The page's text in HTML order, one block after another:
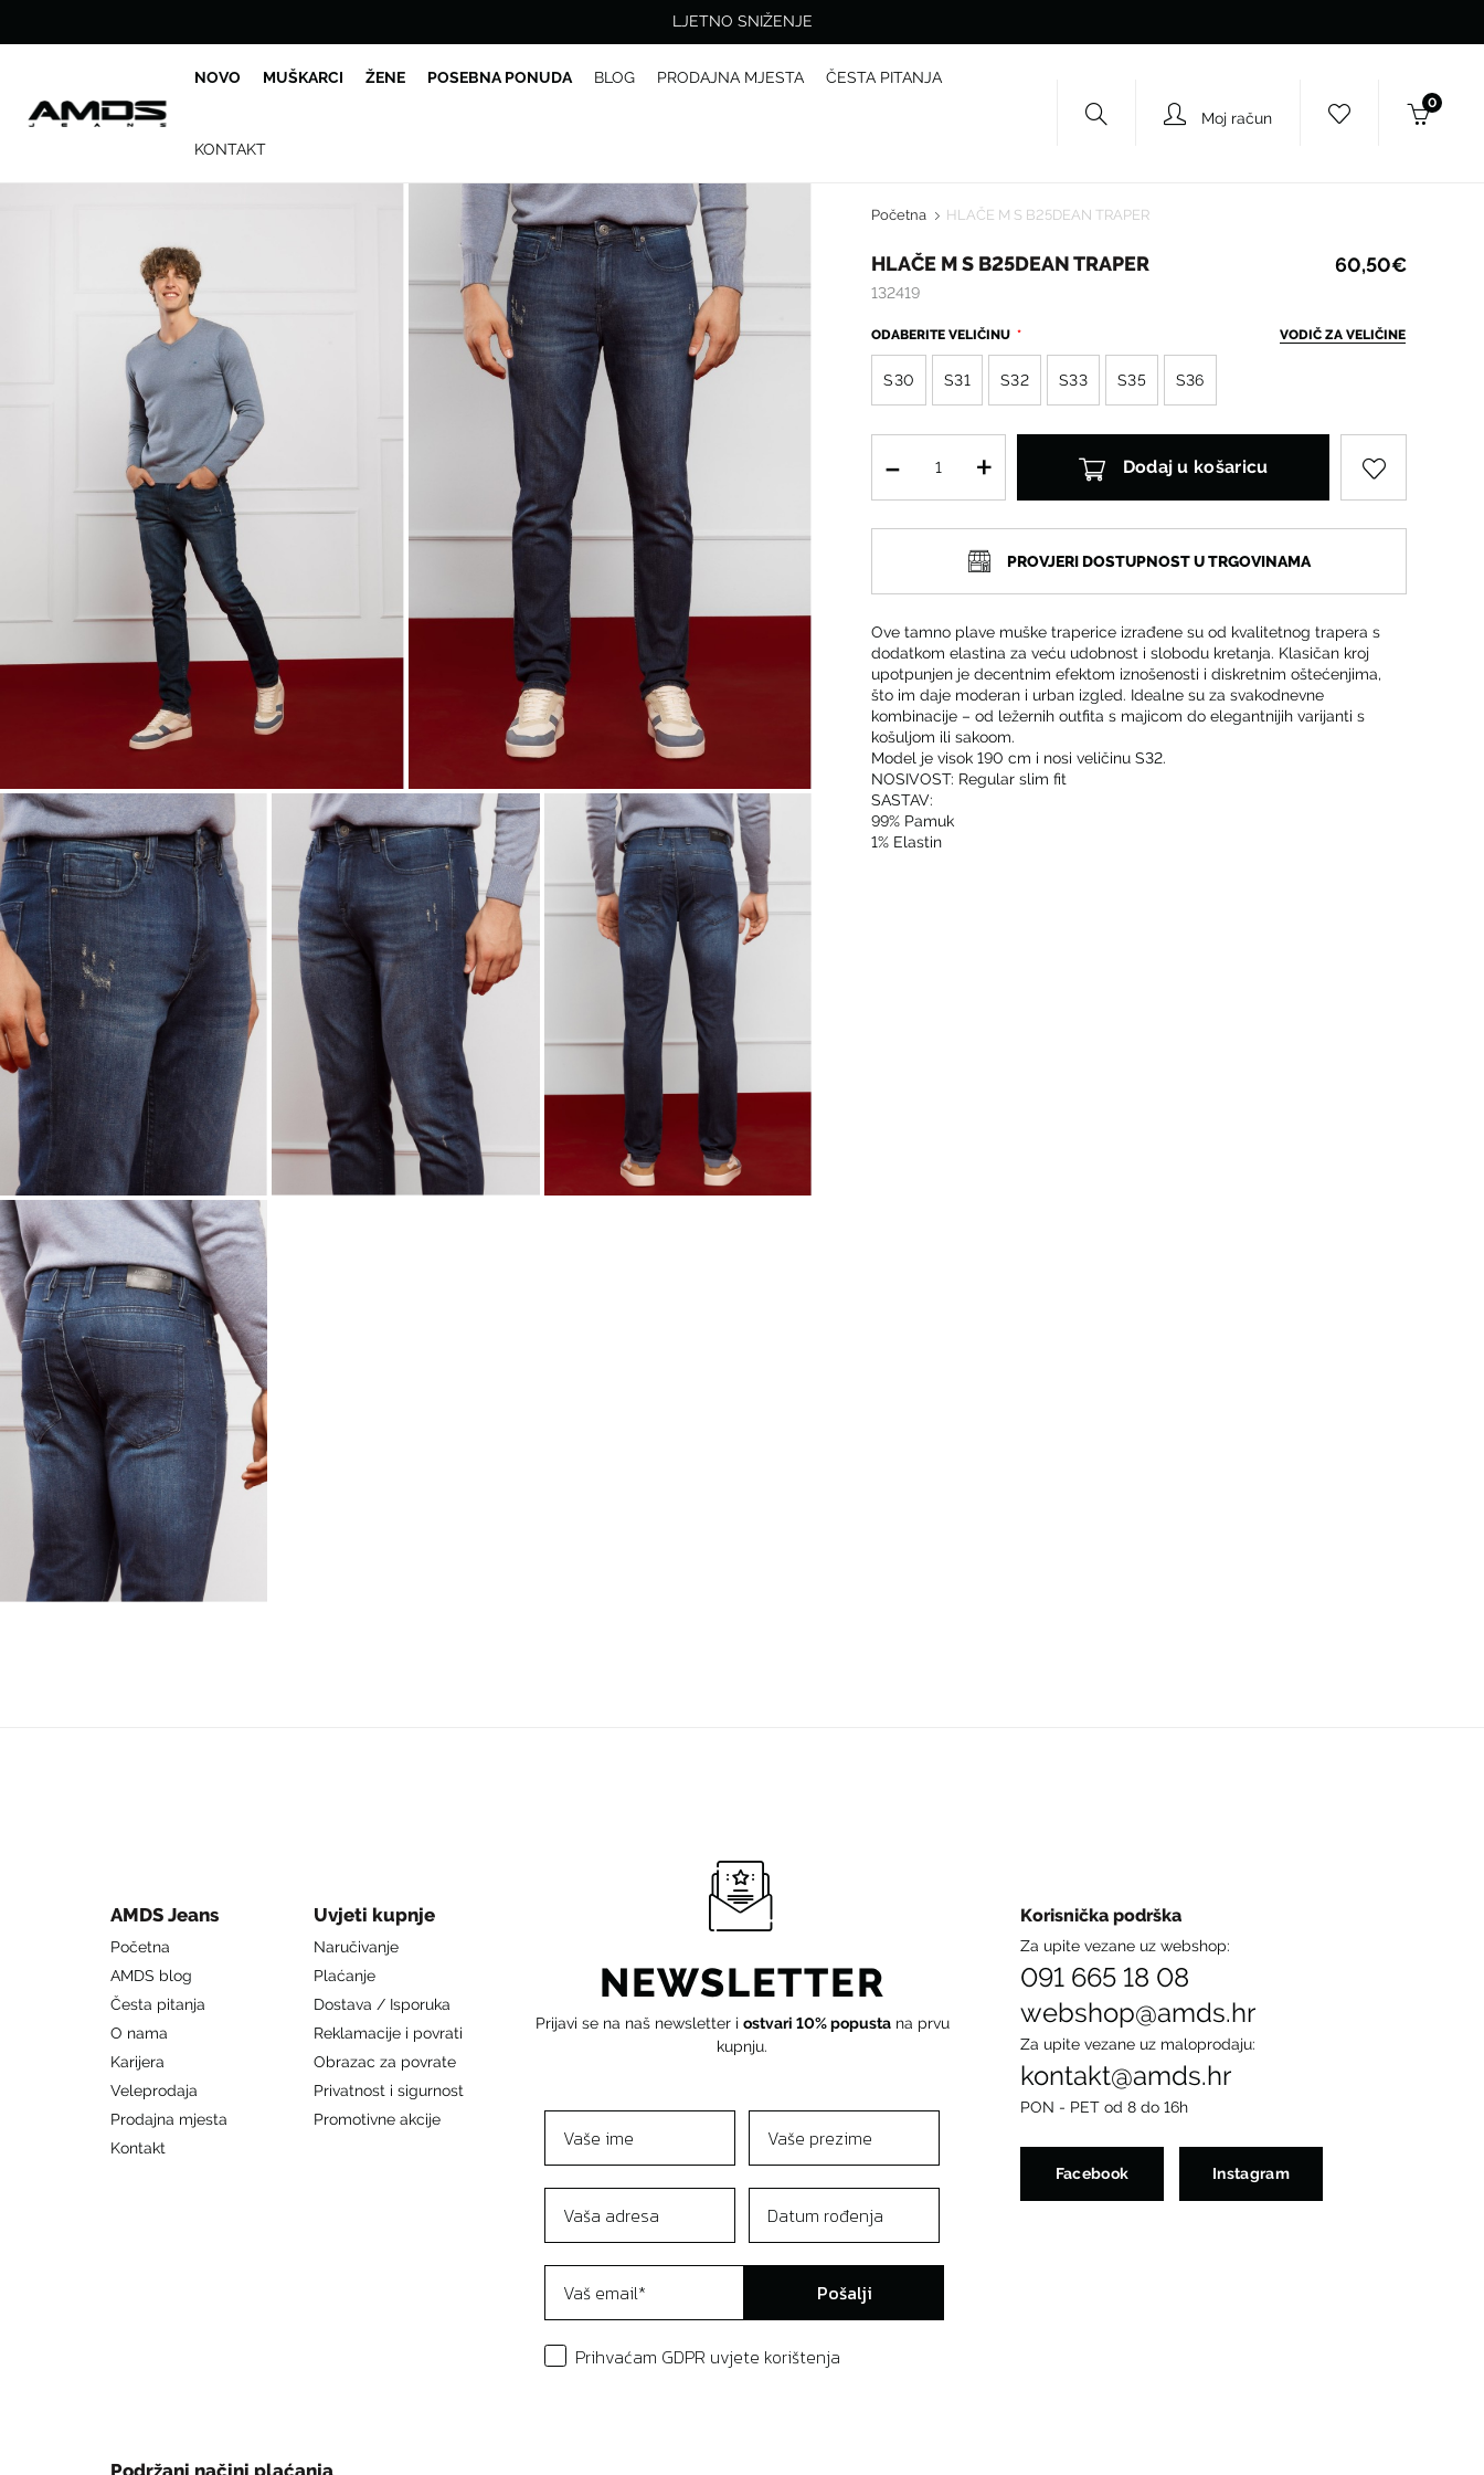
LJETNO SNIŽENJE
NOVO MUŠKARCI ŽENE POSEBNA PONUDA BLOG PRODAJNA MJESTA ČESTA PITANJA
KONTAKT
Moj račun
0
Početna HLAČE M S B25DEAN TRAPER
HLAČE M S B25DEAN TRAPER
132419
60,50€
ODABERITE VELIČINU VODIČ ZA VELIČINE
S30 S31 S32 S33 S35 S36
Dodaj u košaricu
PROVJERI DOSTUPNOST U TRGOVINAMA
Ove tamno plave muške traperice izrađene su od kvalitetnog trapera s
dodatkom elastina za veću udobnost i slobodu kretanja. Klasičan kroj
upotpunjen je decentnim efektom iznošenosti i diskretnim oštećenjima,
što im daje moderan i urban izgled. Idealne su za svakodnevne
kombinacije – od ležernih outfita s majicom do elegantnijih varijanti s
košuljom ili sakoom.
Model je visok 190 cm i nosi veličinu S32.
NOSIVOST: Regular slim fit
SASTAV:
99% Pamuk
1% Elastin
AMDS Jeans
Početna
AMDS blog
Česta pitanja
O nama
Karijera
Veleprodaja
Prodajna mjesta
Kontakt
Uvjeti kupnje
Naručivanje
Plaćanje
Dostava / Isporuka
Reklamacije i povrati
Obrazac za povrate
Privatnost i sigurnost
Promotivne akcije
NEWSLETTER
Prijavi se na naš newsletter i ostvari 10% popustana prvu
kupnju.
Pošalji
Prihvaćam GDPR uvjete korištenja
Korisnička podrška
Za upite vezane uz webshop:
091 665 18 08
webshop@amds.hr
Za upite vezane uz maloprodaju:
kontakt@amds.hr
PON - PET od 8 do 16h
Facebook Instagram
Podržani načini plaćanja